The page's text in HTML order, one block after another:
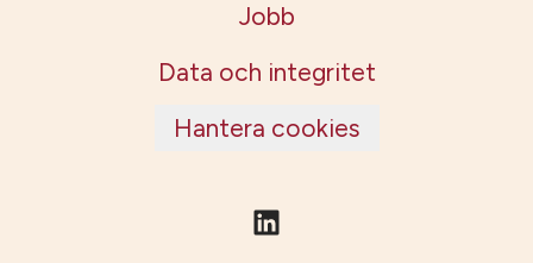
Jobb
Data och integritet
Hantera cookies